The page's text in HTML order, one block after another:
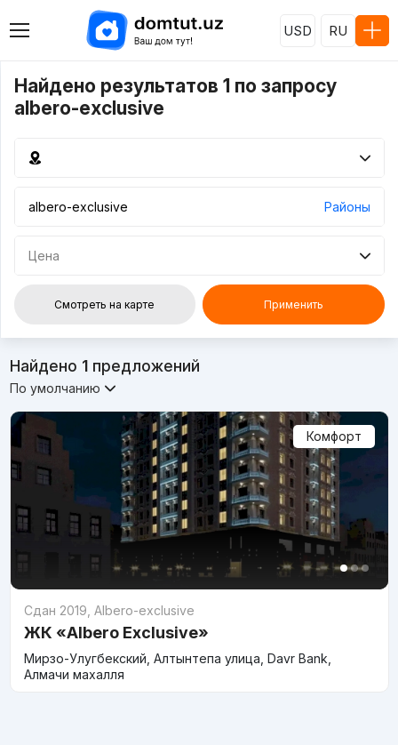
USD RU
Найдено результатов 1 по запросу
albero-exclusive
Районы
Цена
Смотреть на карте Применить
Найдено 1предложений
По умолчанию
Комфорт
Сдан 2019 Albero-exclusive
ЖК «Albero Exclusive»
Мирзо-Улугбекский, Алтынтепа улица, Davr Bank,
Алмачи махалля